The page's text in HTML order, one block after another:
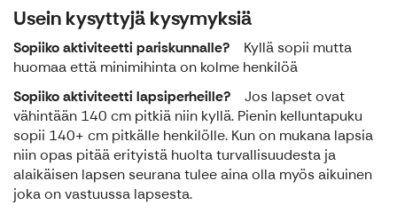
Usein kysyttyjä kysymyksiä
Sopiiko aktiviteetti pariskunnalle? Kyllä sopii mutta
huomaa että minimihinta on kolme henkilöä
Sopiiko aktiviteetti lapsiperheille? Jos lapset ovat
vähintään 140 cm pitkiä niin kyllä. Pienin kelluntapuku
sopii 140+ cm pitkälle henkilölle. Kun on mukana lapsia
niin opas pitää erityistä huolta turvallisuudesta ja
alaikäisen lapsen seurana tulee aina olla myös aikuinen
joka on vastuussa lapsesta.